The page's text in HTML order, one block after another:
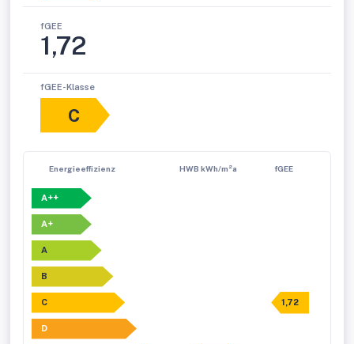
fGEE
1,72
fGEE-Klasse
C
Energieeffizienz HWB kWh/m²a fGEE
A++
A+
A
B
C 1,72
D